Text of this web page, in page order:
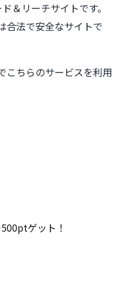
＆リーチサイトです。
合法で安全なサイトで
こちらのサービスを利用
ゲット！